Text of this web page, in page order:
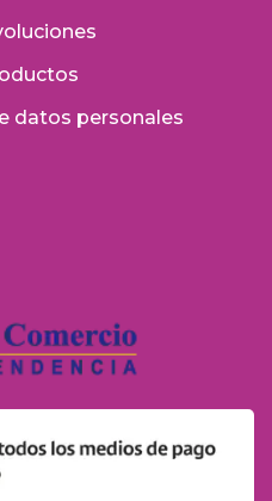
datos personales